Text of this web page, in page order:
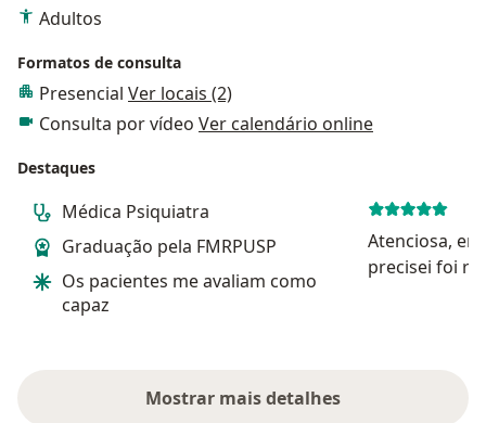
Adultos
Formatos de consulta
Presencial Ver locais (2)
Consulta por vídeo Ver calendário online
Destaques
Médica Psiquiatra
Graduação pela FMRPUSP
Os pacientes me avaliam como
capaz
Atenciosa,
precisei foi
Mostrar mais detalhes
sobre a experiência